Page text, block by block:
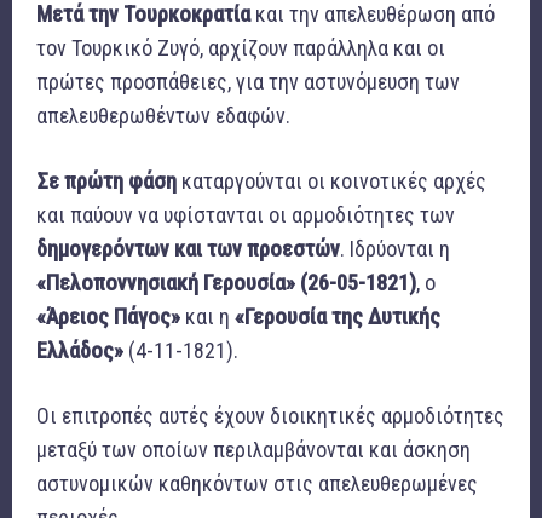
Μετά την Τουρκοκρατίακαι την απελευθέρωση από
τον Τουρκικό Ζυγό, αρχίζουν παράλληλα και οι
πρώτες προσπάθειες, για την αστυνόμευση των
απελευθερωθέντων εδαφών.
Σε πρώτη φάση καταργούνται οι κοινοτικές αρχές
και παύουν να υφίστανται οι αρμοδιότητες των
δημογερόντων και των προεστών. Ιδρύονται η
«Πελοποννησιακή Γερουσία» (26-05-1821), ο
«Άρειος Πάγος» και η «Γερουσία της Δυτικής
Ελλάδος» (4-11-1821).
Οι επιτροπές αυτές έχουν διοικητικές αρμοδιότητες
μεταξύ των οποίων περιλαμβάνονται και άσκηση
αστυνομικών καθηκόντων στις απελευθερωμένες